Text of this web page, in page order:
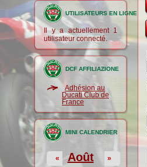
UTILISATEURS EN LIGNE
Il y a actuellement 1
utilisateur connecté.
DCF AFFILIAZIONE
Adhésion au
Ducati Club de
France
MINI CALENDRIER
Août
« »